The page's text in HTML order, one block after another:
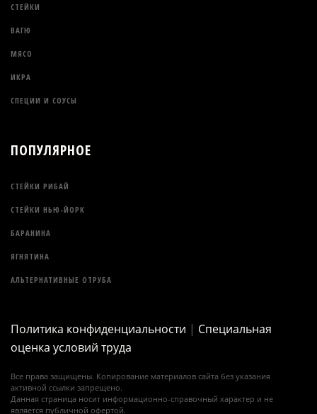
СТЕЙКИ
ВАГЮ
МЯСО
ИКРА
СПЕЦИИ И СОУСЫ
ПОПУЛЯРНОЕ
СТЕЙКИ РИБАЙ
СТЕЙКИ НЬЮ-ЙОРК
БАРАНИНА
ЯГНЯТИНА
АЛЬТЕРНАТИВНЫЕ ОТРУБА
Политика конфиденциальности | Специальная
оценка условий труда
Все права защищены. Копирование материалов сайта без указания
активной ссылки запрещено.
Данная страница носит информационно-справочный характер и не
является публичной офертой.